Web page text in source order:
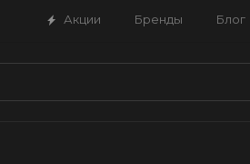
Акции Бренды Блог